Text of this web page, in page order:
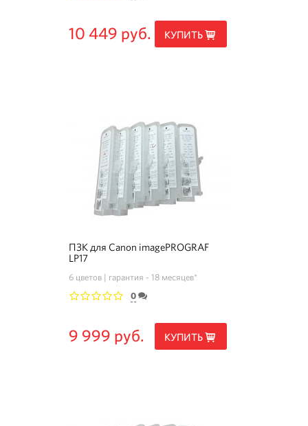
10 449 руб. КУПИТЬ
ПЗК для Canon imagePROGRAF
LP17
6 цветов гарантия - 18 месяцев*
0
9 999 руб. КУПИТЬ